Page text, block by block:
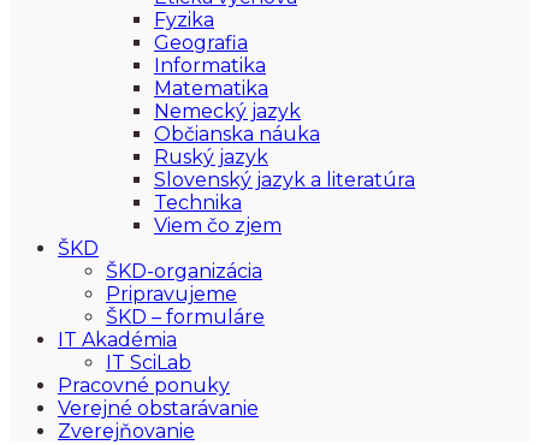
Fyzika
Geografia
Informatika
Matematika
Nemecký jazyk
Občianska náuka
Ruský jazyk
Slovenský jazyk a literatúra
Technika
Viem čo zjem
ŠKD
ŠKD-organizácia
Pripravujeme
ŠKD – formuláre
IT Akadémia
IT SciLab
Pracovné ponuky
Verejné obstarávanie
Zverejňovanie